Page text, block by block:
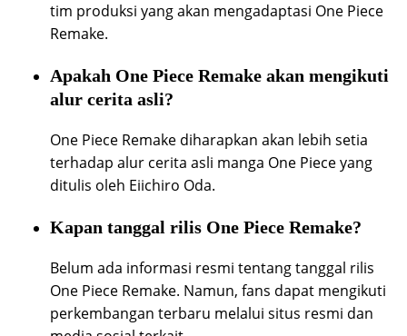
tim produksi yang akan mengadaptasi One Piece
Remake.
Apakah One Piece Remake akan mengikuti
alur cerita asli?
One Piece Remake diharapkan akan lebih setia
terhadap alur cerita asli manga One Piece yang
ditulis oleh Eiichiro Oda.
Kapan tanggal rilis One Piece Remake?
Belum ada informasi resmi tentang tanggal rilis
One Piece Remake. Namun, fans dapat mengikuti
perkembangan terbaru melalui situs resmi dan